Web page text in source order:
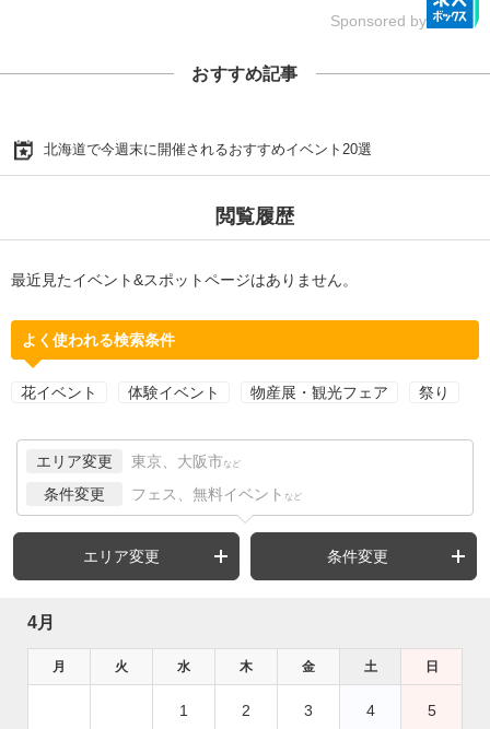
Sponsored by
おすすめ記事
北海道で今週末に開催されるおすすめイベント20選
閲覧履歴
最近見たイベント&スポットページはありません。
よく使われる検索条件
花イベント 体験イベント 物産展・観光フェア 祭り
エリア変更 東京、大阪市 など
条件変更 フェス、無料イベント など
エリア変更 条件変更
4月
月 火 水 木 金 土 日
1 2 3 4 5